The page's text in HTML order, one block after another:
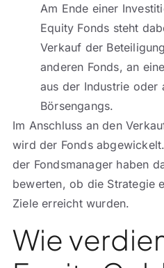
Am Ende einer
Equity Fonds steht
Verkauf der
anderen Fonds, an
aus der Industrie oder
Börsengangs.
Im Anschluss an den
wird der Fonds
der Fondsmanager haben
bewerten, ob die Strategie
Ziele erreicht wurden.
Wie